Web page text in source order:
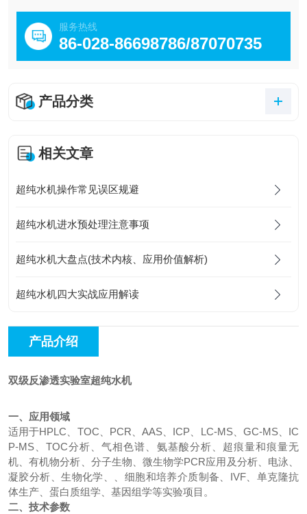
服务热线
86-028-86698786/87070735
产品分类
相关文章
超纯水机操作常见误区规避
超纯水机进水预处理注意事项
超纯水机大盘点(技术内核、应用价值解析)
超纯水机四大实战应用解读
产品介绍
双级反渗透实验室超纯水机
一、 应用领域
适用于HPLC TOC PCR 、AAS ICP
LC-MS、GC-MS、IC
P-MS 、TOC分析、气相色谱 氨基酸分析
超痕量和痕量无
机、有机物分析、分子生物、微生物学PCR应用及分析、 电泳、
凝胶分析、生物化学、 、细胞和培养介质制备、 IVF、 单克隆抗
体生产、 蛋白质组学、基因组学等实验项目。
二、技术参数